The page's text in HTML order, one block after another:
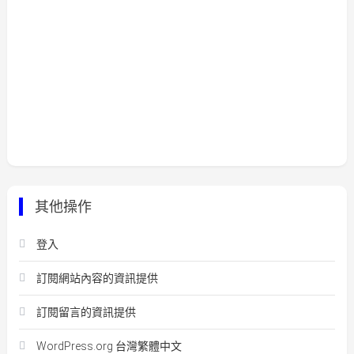
其他操作
登入
訂閱網站內容的資訊提供
訂閱留言的資訊提供
WordPress.org 台灣繁體中文